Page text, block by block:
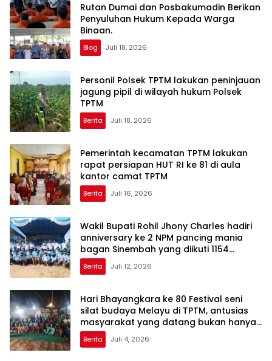
Rutan Dumai dan Posbakumadin Berikan
Penyuluhan Hukum Kepada Warga
Binaan.
Blog Juli 18, 2026
Personil Polsek TPTM lakukan peninjauan
jagung pipil di wilayah hukum Polsek
TPTM
Berita Juli 18, 2026
Pemerintah kecamatan TPTM lakukan
rapat persiapan HUT RI ke 81 di aula
kantor camat TPTM
Berita Juli 16, 2026
Wakil Bupati Rohil Jhony Charles hadiri
anniversary ke 2 NPM pancing mania
bagan Sinembah yang diikuti 1154
peserta dari berbagai wilayah di pulau
sumatera
Berita Juli 12, 2026
Hari Bhayangkara ke 80 Festival seni
silat budaya Melayu di TPTM, antusias
masyarakat yang datang bukan hanya
dari Rohil, bahkan dari luar kabupaten
Rohil
Berita Juli 4, 2026